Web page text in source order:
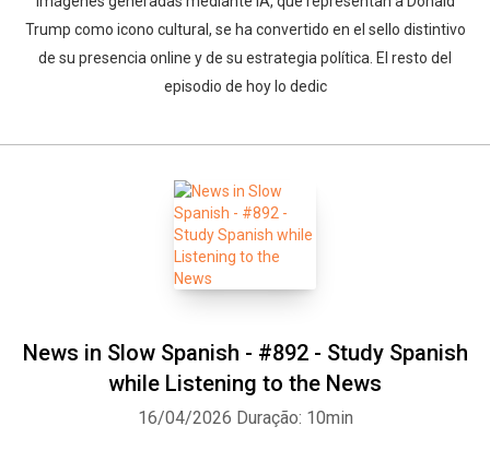
Trump como icono cultural, se ha convertido en el sello distintivo
de su presencia online y de su estrategia política. El resto del
episodio de hoy lo dedic
News in Slow Spanish - #892 - Study Spanish
while Listening to the News
16/04/2026 Duração: 10min